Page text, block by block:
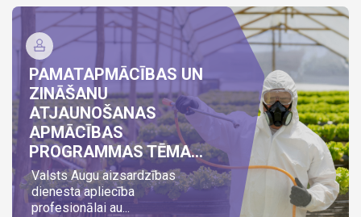
PAMATAPMĀCĪBAS UN
ZINĀŠANU
ATJAUNOŠANAS
APMĀCĪBAS
PROGRAMMAS TĒMA...
Valsts Augu aizsardzības
dienesta apliecība
profesionālai au...